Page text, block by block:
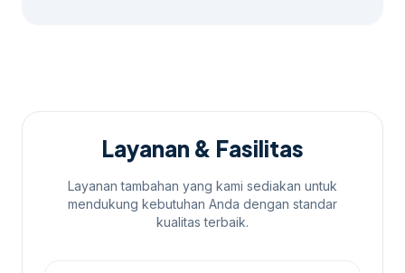
Layanan & Fasilitas
Layanan tambahan yang kami sediakan untuk
mendukung kebutuhan Anda dengan standar
kualitas terbaik.